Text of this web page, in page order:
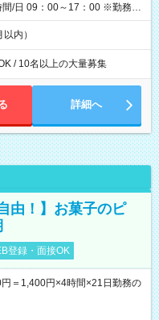
間/日 09：00～17：00 ※勤務時
内）
/ 10名以上の大量募集
詳細へ
由！】お菓子のピ
登録・面接OK
＝1,400円×4時間×21日勤務の